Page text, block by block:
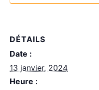
DÉTAILS
Date :
13 janvier, 2024
Heure :